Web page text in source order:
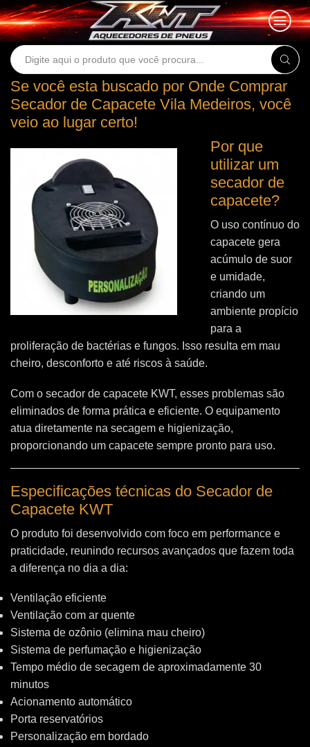
Search
Se você esta buscado por Onde Comprar
Secador de Capacete Vila Medeiros, você
veio ao lugar certo!
Por que
utilizar um
secador de
capacete?
O uso contínuo do
capacete gera
acúmulo de suor
e umidade,
criando um
ambiente propício
para a
proliferação de bactérias e fungos. Isso resulta em mau
cheiro, desconforto e até riscos à saúde.
Com o secador de capacete KWT, esses problemas são
eliminados de forma prática e eficiente. O equipamento
atua diretamente na secagem e higienização,
proporcionando um capacete sempre pronto para uso.
Especificações técnicas do Secador de
Capacete KWT
O produto foi desenvolvido com foco em performance e
praticidade, reunindo recursos avançados que fazem toda
a diferença no dia a dia:
Ventilação eficiente
Ventilação com ar quente
Sistema de ozônio (elimina mau cheiro)
Sistema de perfumação e higienização
Tempo médio de secagem de aproximadamente 30
minutos
Acionamento automático
Porta reservatórios
Personalização em bordado